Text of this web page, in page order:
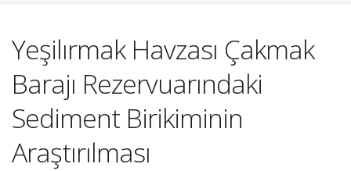
Yeşilırmak Havzası Çakmak
Barajı Rezervuarındaki
Sediment Birikiminin
Araştırılması